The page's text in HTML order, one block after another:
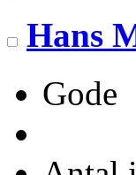
Hans
Gode